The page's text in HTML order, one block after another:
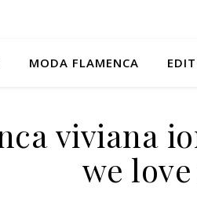
MODA FLAMENCA
viviana
we